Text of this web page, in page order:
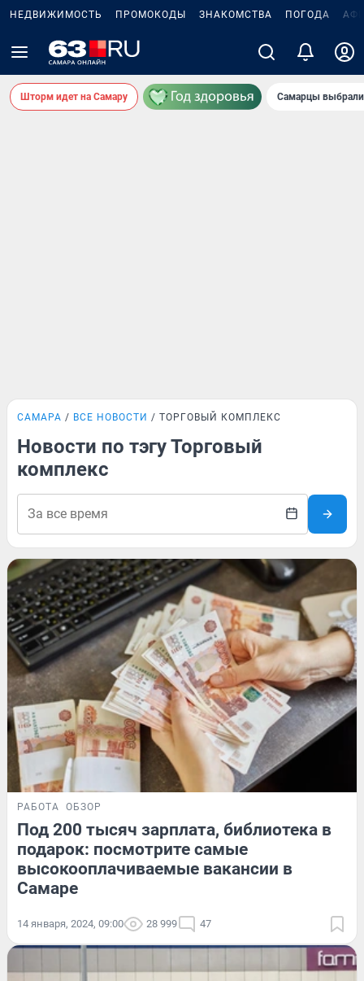
НЕДВИЖИМОСТЬ ПРОМОКОДЫ ЗНАКОМСТВА ПОГОДА
Шторм идет на Самару Самарцы
САМАРА ВСЕ НОВОСТИ ТОРГОВЫЙ КОМПЛЕКС
Новости по тэгу Торговый
комплекс
РАБОТА ОБЗОР
Под 200 тысяч зарплата, библиотека в
подарок: посмотрите самые
высокооплачиваемые вакансии в
Самаре
14 января, 2024, 09:00 28 999 47